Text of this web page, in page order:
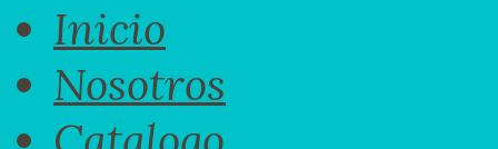
Inicio
Nosotros